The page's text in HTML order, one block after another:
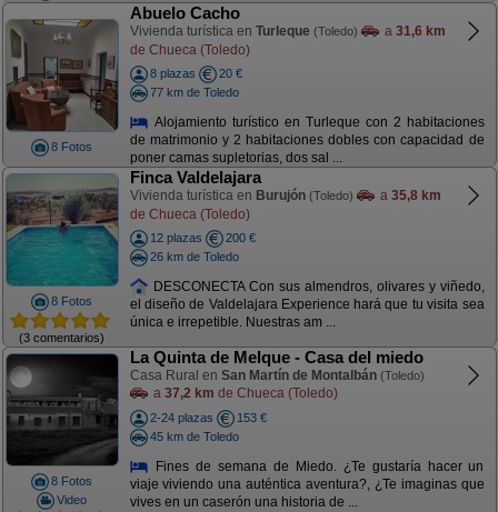
8 Fotos
Abuelo Cacho
Vivienda turística en Turleque (Toledo) a 31,6 km
de Chueca (Toledo)
8 plazas
20 €
77 km de Toledo
Alojamiento turístico en Turleque con 2 habitaciones
de matrimonio y 2 habitaciones dobles con capacidad de
poner camas supletorias, dos sal ...
8 Fotos
(3 comentarios)
Finca Valdelajara
Vivienda turística en Burujón (Toledo) a 35,8 km
de Chueca (Toledo)
12 plazas
200 €
26 km de Toledo
DESCONECTA Con sus almendros, olivares y viñedo,
el diseño de Valdelajara Experience hará que tu visita sea
única e irrepetible. Nuestras am ...
8 Fotos
Video
La Quinta de Melque - Casa del miedo
Casa Rural en San Martín de Montalbán (Toledo)
a 37,2 km de Chueca (Toledo)
2-24 plazas
153 €
45 km de Toledo
Fines de semana de Miedo. ¿Te gustaría hacer un
viaje viviendo una auténtica aventura?, ¿Te imaginas que
vives en un caserón una historia de ...